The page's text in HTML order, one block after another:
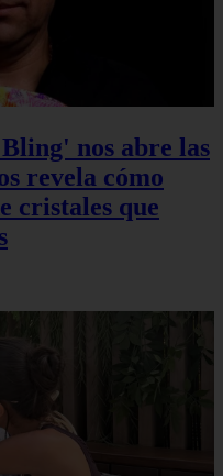
nos abre las
revela cómo
cristales que